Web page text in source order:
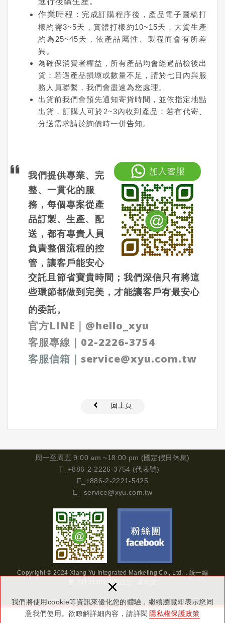
我們將使用cookie等資訊來優化您的體驗，繼續瀏覽即表示您同
意我們使用。欲瞭解詳細內容，請詳閱 隱私權保護政策
×
作業時程 ：完成訂購程序後，產品電子圖稿打
樣約需3~5天，實體打樣約10~15天，大貨生產
約為25~45天，依產品屬性、製程而會有所差
異。
為確保消費者權益，所有產品均會經過品檢後出
貨；若遇產品損壞或數量不足，請於七日內與服
務人員聯繫，我們會盡速為您處理。
出貨前我們會預先通知寄貨時間，並依指定地點
出貨，訂購人可於2~3內收到產品；若有代寄、
分送需求請於詢價時一併告知。
我們提供專業、完
整、一貫化的服
務，每個專案從產
品訂製、生產、配
送，都有專責人員
負責整個流程的控
管，讓客戶能安心
交託且節省寶貴時間；我們深信只有將這
些環節都做到完美，才能讓客戶有最安心
的委託。
官方LINE ｜ @hello_xyu
客服專線｜ 02-2226-3754
客服信箱 ｜ service@xyu.com.tw
回上頁
周一至周五 9:00 am ~18:00 pm (國定假日休息)
T_+886-2-2226-3754 (代表號)
F_+886-2-2221-5425
E_ service@xyu.com.tw
Copyright © 2024 Xiang Yu Integrated Marketing Co., Ltd.． 統一編
網頁設計 : 多米諾